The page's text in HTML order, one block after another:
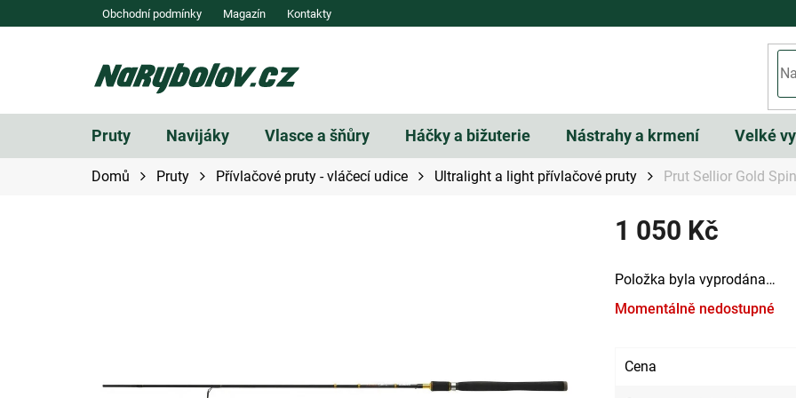
na
Obchodní podmínky Magazín Kontakty
Pruty Navijáky Vlasce a šňůry Háčky a bižuterie Nástrahy a krmení Velké
Domů Pruty Přívlačové pruty - vláčecí udice Ultralight a light přívlačové pruty Prut Sellior Gold
1 050 Kč
cena:
Momentálně nedostupné
Položka byla vyprodána…
Cena